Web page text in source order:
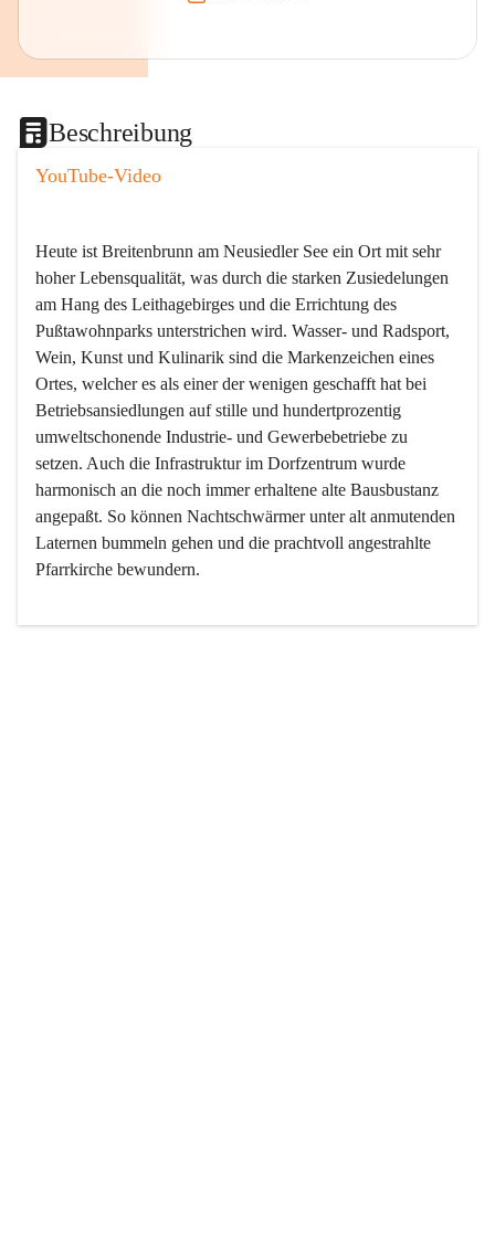
Beschreibung
YouTube-Video
Heute ist Breitenbrunn am Neusiedler See ein Ort mit sehr
hoher Lebensqualität, was durch die starken Zusiedelungen
am Hang des Leithagebirges und die Errichtung des
Pußtawohnparks unterstrichen wird. Wasser- und Radsport,
Wein, Kunst und Kulinarik sind die Markenzeichen eines
Ortes, welcher es als einer der wenigen geschafft hat bei
Betriebsansiedlungen auf stille und hundertprozentig
umweltschonende Industrie- und Gewerbebetriebe zu
setzen. Auch die Infrastruktur im Dorfzentrum wurde
harmonisch an die noch immer erhaltene alte Bausbustanz
angepaßt. So können Nachtschwärmer unter alt anmutenden
Laternen bummeln gehen und die prachtvoll angestrahlte
Pfarrkirche bewundern.
Der Weinbau dominert heute nicht mehr, ist aber integrativer